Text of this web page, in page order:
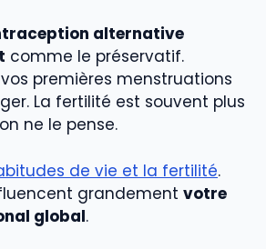
alternative
comme le préservatif.
premières menstruations
La fertilité est souvent plus
ne le pense.
de vie et la fertilité.
grandement votre
global.